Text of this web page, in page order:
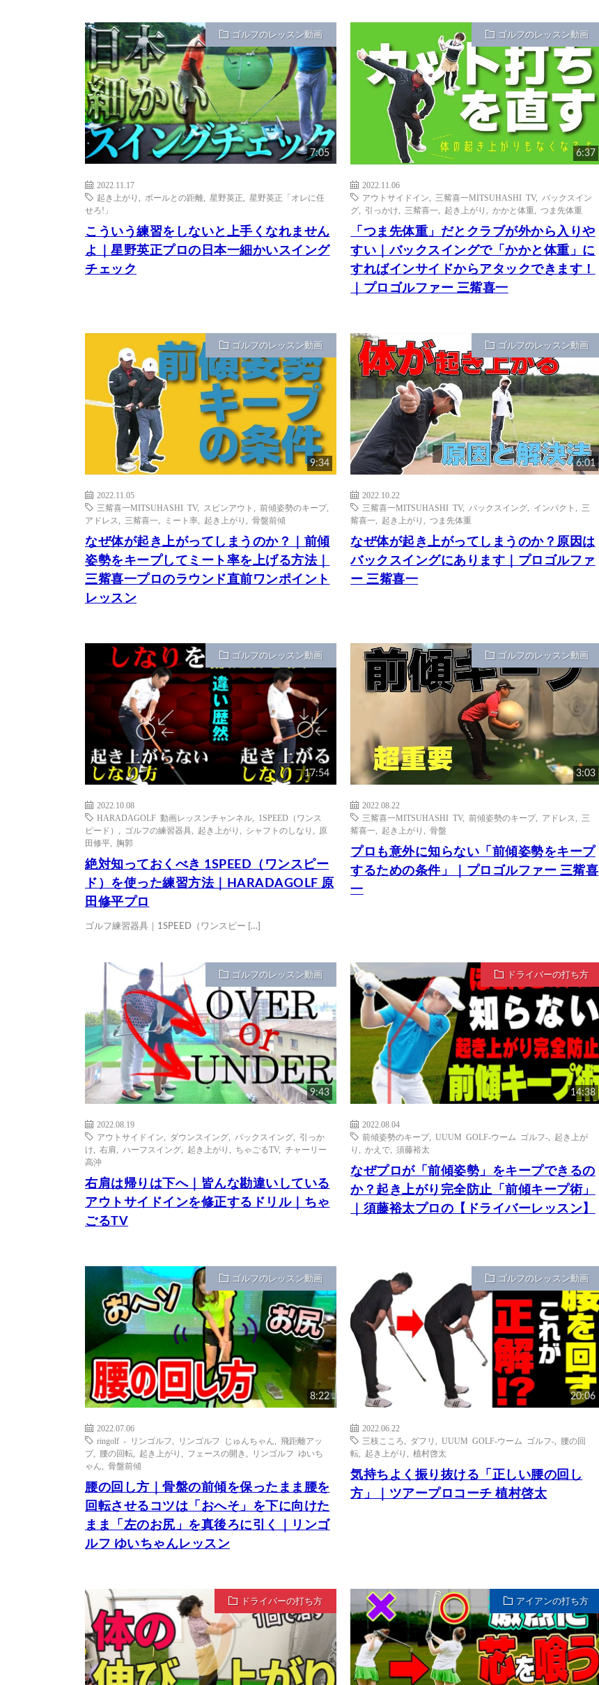
ゴルフのレッスン動画
7:05
2022.11.17
起き上がり
ボールとの距離 星野英正
星野英正「オレに任
せろ!」
こういう練習をしないと上手くなれません
よ｜星野英正プロの日本一細かいスイング
チェック
ゴルフのレッスン動画
6:37
2022.11.06
アウトサイドイン
三觜喜一MITSUHASHI TV, バックスイン
グ
引っかけ 三觜喜一 起き上がり ,かかと体重 ,つま先体重
「つま先体重」だとクラブが外から入りや
すい｜バックスイングで「かかと体重」に
すればインサイドからアタックできます！
｜プロゴルファー 三觜喜一
ゴルフのレッスン動画
9:34
2022.11.05
三觜喜一MITSUHASHI TV, スピンアウト 前傾姿勢のキープ,
アドレス
三觜喜一 ミート率 起き上がり 骨盤前傾
なぜ体が起き上がってしまうのか？｜前傾
姿勢をキープしてミート率を上げる方法｜
三觜喜一プロのラウンド直前ワンポイント
レッスン
ゴルフのレッスン動画
6:01
2022.10.22
三觜喜一MITSUHASHI TV, バックスイング インパクト
三
觜喜一
起き上がり ,つま先体重
なぜ体が起き上がってしまうのか？原因は
バックスイングにあります｜プロゴルファ
ー 三觜喜一
ゴルフのレッスン動画
17:54
2022.10.08
HARADAGOLF 動画レッスンチャンネル
1SPEED（ワンス
ピード）
ゴルフの練習器具 起き上がり シャフトのしなり
原
田修平
胸郭
絶対知っておくべき 1SPEED（ワンスピー
ド）を使った練習方法｜HARADAGOLF 原
田修平プロ
ゴルフ練習器具｜1SPEED（ワンスピー […]
ゴルフのレッスン動画
3:03
2022.08.22
三觜喜一MITSUHASHI TV,前傾姿勢のキープ, アドレス
三
觜喜一
起き上がり ,骨盤
プロも意外に知らない「前傾姿勢をキープ
するための条件」｜プロゴルファー 三觜喜
一
ゴルフのレッスン動画
9:43
2022.08.19
アウトサイドイン
ダウンスイング バックスイング
引っか
け
右肩 ハーフスイング 起き上がり ちゃごるTV, チャーリー
高沖
右肩は帰りは下へ｜皆んな勘違いしている
アウトサイドインを修正するドリル｜ちゃ
ごるTV
ドライバーの打ち方
14:38
2022.08.04
前傾姿勢のキープ,UUUM GOLF-ウーム ゴルフ-
起き上が
り
,かえで ,須藤裕太
なぜプロが「前傾姿勢」をキープできるの
か？起き上がり完全防止「前傾キープ術」
｜須藤裕太プロの【ドライバーレッスン】
ゴルフのレッスン動画
8:22
2022.07.06
ringolf - リンゴルフ
リンゴルフ じゅんちゃん
飛距離アッ
プ, 腰の回転 起き上がり フェースの開き
リンゴルフ ゆいち
ゃん
骨盤前傾
腰の回し方｜骨盤の前傾を保ったまま腰を
回転させるコツは「おへそ」を下に向けた
まま「左のお尻」を真後ろに引く｜リンゴ
ルフ ゆいちゃんレッスン
ゴルフのレッスン動画
20:06
2022.06.22
三枝こころ
ダフリ ,UUUM GOLF-ウーム ゴルフ-
腰の回
転
起き上がり ,植村啓太
気持ちよく振り抜ける「正しい腰の回し
方」｜ツアープロコーチ 植村啓太
ドライバーの打ち方 アイアンの打ち方